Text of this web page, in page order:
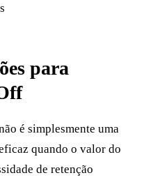
para
é simplesmente uma
quando o valor do
de retenção